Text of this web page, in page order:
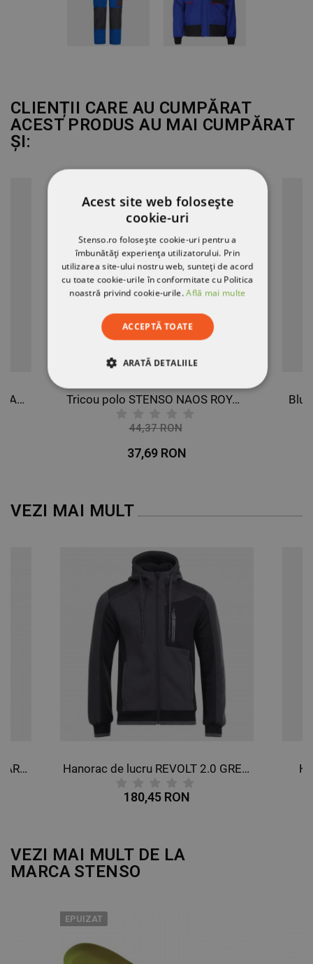
CLIENȚII CARE AU CUMPĂRAT
ACEST PRODUS AU MAI CUMPĂRAT
ȘI:
Hanorac KARELA ALBASTRU MARIN Tricou polo STENSO NAOS ROYAL BLUE
44,37 RON
37,69 RON
VEZI MAI MULT
Hanorac de lucru REVOLT 2.0 DARK BLUE/BLACK Hanorac de lucru REVOLT 2.0 GREY/BLACK
180,45 RON
VEZI MAI MULT DE LA
MARCA STENSO
EPUIZAT
Acest site web folosește
cookie-uri
Stenso.ro folosește cookie-uri pentru a
îmbunătăți experiența utilizatorului. Prin
utilizarea site-ului nostru web, sunteți de acord
cu toate cookie-urile în conformitate cu Politica
noastră privind cookie-urile.Află mai multe
ACCEPTĂ TOATE
ARATĂ DETALIILE
STRICT NECESARE
DE PERFORMANȚĂ
DE TARGETARE